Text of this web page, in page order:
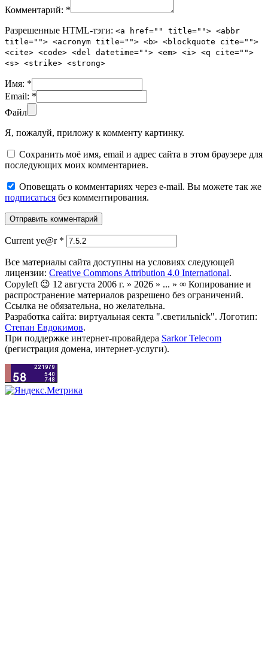
Комментарий: *
Разрешенные HTML-тэги: <a href="" title=""> <abbr
title=""> <acronym title=""> <b> <blockquote cite="">
<cite> <code> <del datetime=""> <em> <i> <q cite="">
<s> <strike> <strong>
Имя: *
Email: *
Файл
Я, пожалуй, приложу к комменту картинку.
Сохранить моё имя, email и адрес сайта в этом браузере для
последующих моих комментариев.
Оповещать о комментариях через e-mail. Вы можете так же
подписаться без комментирования.
Current ye@r *
Все материалы сайта доступны на условиях следующей
лицензии: Creative Commons Attribution 4.0 International.
Copyleft 😉 12 августа 2006 г. » 2026 » ... » ∞ Копирование и
распространение материалов разрешено без ограничений.
Ссылка не обязательна, но желательна.
Разработка сайта: виртуальная секта ".светильnick". Логотип:
Степан Евдокимов.
При поддержке интернет-провайдера Sarkor Telecom
(регистрация домена, интернет-услуги).